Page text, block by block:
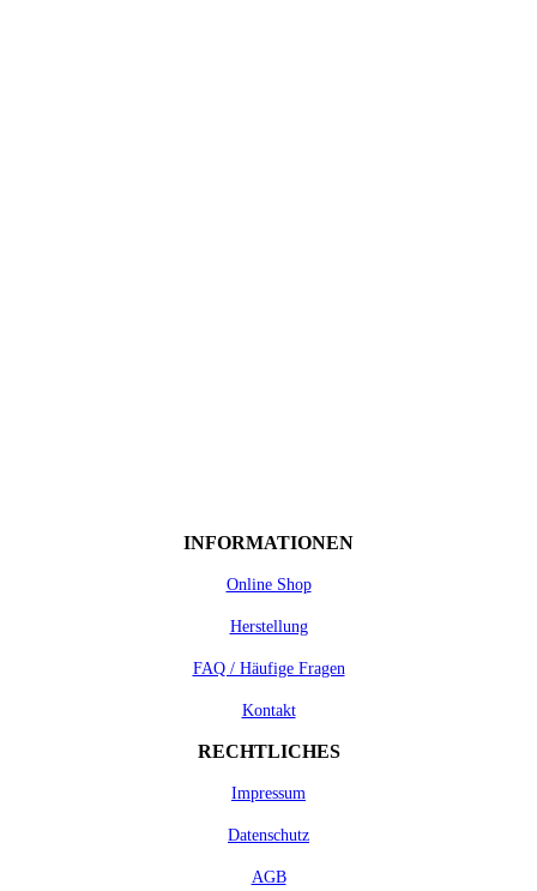
INFORMATIONEN
Online Shop
Herstellung
FAQ / Häufige Fragen
Kontakt
RECHTLICHES
Impressum
Datenschutz
AGB